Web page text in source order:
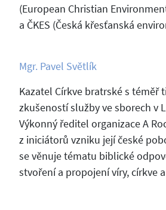
(European Christian
a ČKES (Česká křesťanská
Mgr. Pavel Světlík
Kazatel Církve bratrské s téměř
zkušeností služby ve sborech v
Výkonný ředitel organizace A
z iniciátorů vzniku její české
se věnuje tématu biblické
stvoření a propojení víry, církve